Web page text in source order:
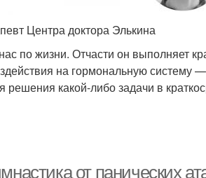
Центра доктора Элькина
по жизни. Отчасти он выполняет
на гормональную
решения какой-либо задачи в
от панических